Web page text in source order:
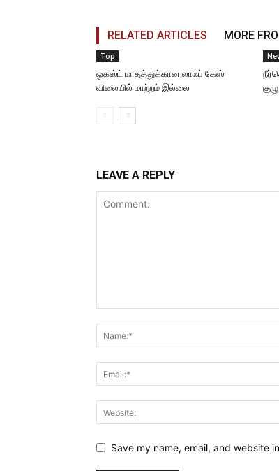
RELATED ARTICLES MORE
Top
ஓகஸ்ட் மாதத்துக்கான லாஃப் கேஸ்
விலையில் மாற்றம் இல்லை
LEAVE A REPLY
Save my name, email, and website